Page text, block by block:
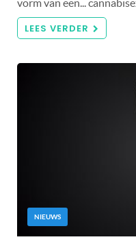
vorm van een...
LEES VERDER
NIEUWS